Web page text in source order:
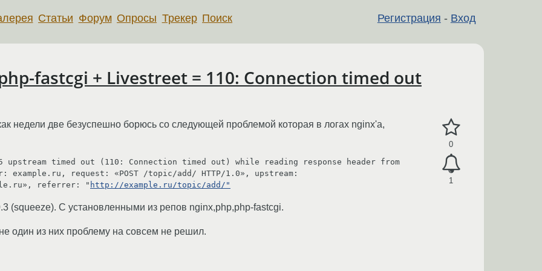
Регистрация - Вход
Статьи Форум Опросы Трекер Поиск
fastcgi + Livestreet = 110: Connection timed out
0
1
недели две безуспешно борюсь со следующей проблемой которая в логах nginx'а,
upstream timed out (110: Connection timed out) while reading response header from
request: «POST /topic/add/ HTTP/1.0», upstream:
referrer: " http://example.ru/topic/add/"
(squeeze). С установленными из репов nginx,php,php-fastcgi.
один из них проблему на совсем не решил.